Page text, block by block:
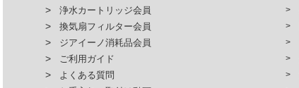
浄水カートリッジ会員
換気扇フィルター会員
ジアイーノ消耗品会員
ご利用ガイド
よくある質問